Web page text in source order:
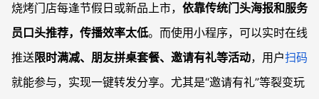
烧烤门店每逢节假日或新品上市， 依靠传统门头海报和服务
员口头推荐，传播效率太低。而使用小程序，可以实时在线
推送限时满减、朋友拼桌套餐、邀请有礼等活动，用户扫码
就能参与，实现一键转发分享。尤其是“邀请有礼”等裂变玩